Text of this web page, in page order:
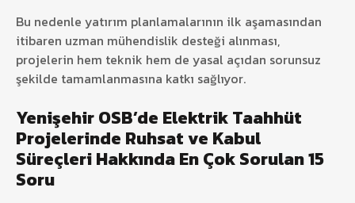
Bu nedenle yatırım planlamalarının ilk aşamasından
itibaren uzman mühendislik desteği alınması,
projelerin hem teknik hem de yasal açıdan sorunsuz
şekilde tamamlanmasına katkı sağlıyor.
Yenişehir OSB’de Elektrik Taahhüt
Projelerinde Ruhsat ve Kabul
Süreçleri Hakkında En Çok Sorulan 15
Soru